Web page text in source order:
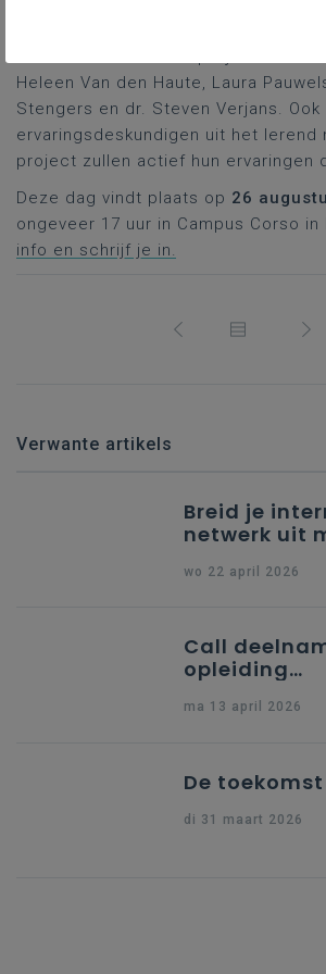
Heleen Van den Haute, Laura
Stengers en dr. Steven Verjans. Ook
ervaringsdeskundigen uit het lerend
project zullen actief hun ervaringen
Deze dag vindt plaats op 26
ongeveer 17 uur in Campus Corso in
info en schrijf je in.
Verwante artikels
Breid je
netwerk uit
wo 22 april 2026
Call
opleiding
indiening
ma 13 april 2026
De toekomst
di 31 maart 2026